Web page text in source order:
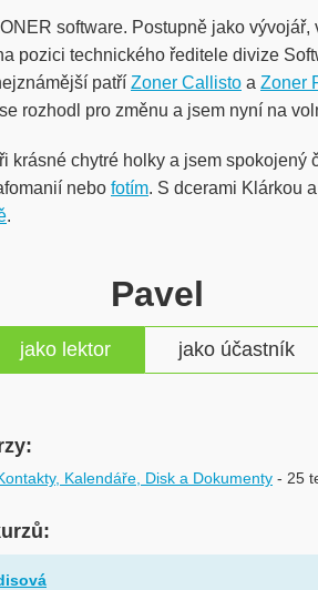
software. Postupně jako
pozici technického ředitele divize
patří Zoner Callisto a Zoner
rozhodl pro změnu a jsem nyní na
krásné chytré holky a jsem spokojený
nebo fotím. S dcerami Klárkou
.
Pavel
jako lektor jako účastník
Kalendáře, Disk a Dokumenty - 25